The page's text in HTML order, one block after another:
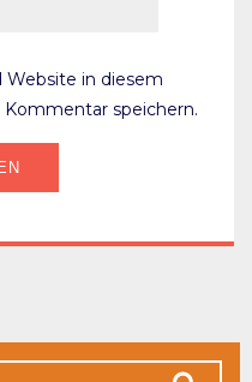
Website in diesem
speichern.